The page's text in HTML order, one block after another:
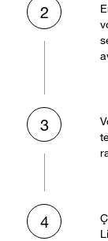
2
3
4